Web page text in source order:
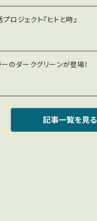
ロジェクト『ヒトと時』
のダークグリーンが登場！
記事一覧を見る